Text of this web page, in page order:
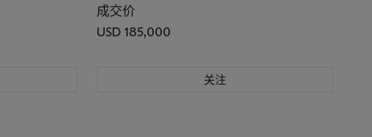
成交价
USD 185,000
关注